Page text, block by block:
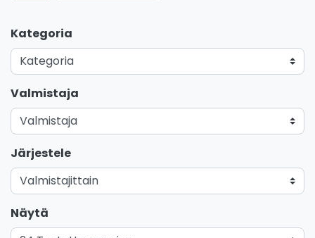
Kategoria
Valmistaja
Järjestele
Näytä